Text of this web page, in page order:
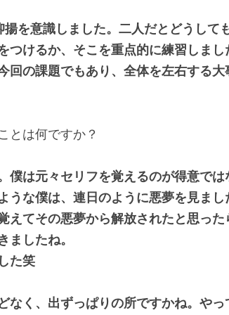
を意識しました。二人だとどうして
けるか、そこを重点的に練習しまし
の課題でもあり、全体を左右する大
とは何ですか？
僕は元々セリフを覚えるのが得意で
うな僕は、連日のように悪夢を見まし
えてその悪夢から解放されたと思っ
したね。
た笑
なく、出ずっぱりの所ですかね。や